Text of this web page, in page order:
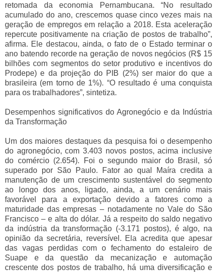
retomada da economia Pernambucana. “No resultado
acumulado do ano, crescemos quase cinco vezes mais na
geração de empregos em relação a 2018. Esta aceleração
repercute positivamente na criação de postos de trabalho”,
afirma. Ele destacou, ainda, o fato de o Estado terminar o
ano batendo recorde na geração de novos negócios (R$ 15
bilhões com segmentos do setor produtivo e incentivos do
Prodepe) e da projeção do PIB (2%) ser maior do que a
brasileira (em torno de 1%). “O resultado é uma conquista
para os trabalhadores”, sintetiza.
Desempenhos significativos do Agronegócio e da Indústria
da Transformação
Um dos maiores destaques da pesquisa foi o desempenho
do agronegócio, com 3.403 novos postos, acima inclusive
do comércio (2.654). Foi o segundo maior do Brasil, só
superado por São Paulo. Fator ao qual Maíra credita a
manutenção de um crescimento sustentável do segmento
ao longo dos anos, ligado, ainda, a um cenário mais
favorável para a exportação devido a fatores como a
maturidade das empresas – notadamente no Vale do São
Francisco – e alta do dólar. Já a respeito do saldo negativo
da indústria da transformação (-3.171 postos), é algo, na
opinião da secretária, reversível. Ela acredita que apesar
das vagas perdidas com o fechamento do estaleiro de
Suape e da questão da mecanização e automação
crescente dos postos de trabalho, há uma diversificação e